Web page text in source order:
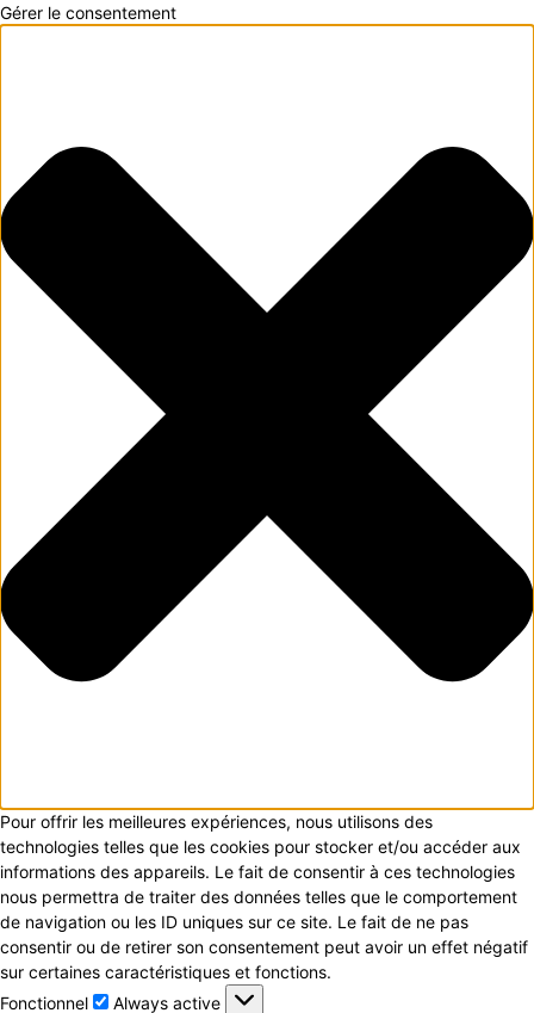
Gérer le consentement
Pour offrir les meilleures expériences, nous utilisons des
technologies telles que les cookies pour stocker et/ou accéder aux
informations des appareils. Le fait de consentir à ces technologies
nous permettra de traiter des données telles que le comportement
de navigation ou les ID uniques sur ce site. Le fait de ne pas
consentir ou de retirer son consentement peut avoir un effet négatif
sur certaines caractéristiques et fonctions.
Fonctionnel
Fonctionnel
Always active